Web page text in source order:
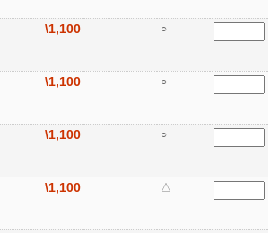
\1,100 ○
\1,100 ○
\1,100 ○
\1,100 △